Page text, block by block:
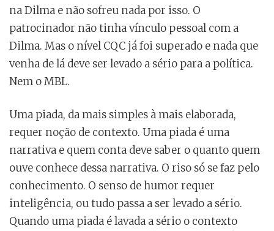
na Dilma e não sofreu nada por isso. O
patrocinador não tinha vínculo pessoal com a
Dilma. Mas o nível CQC já foi superado e nada que
venha de lá deve ser levado a sério para a política.
Nem o MBL.
Uma piada, da mais simples à mais elaborada,
requer noção de contexto. Uma piada é uma
narrativa e quem conta deve saber o quanto quem
ouve conhece dessa narrativa. O riso só se faz pelo
conhecimento. O senso de humor requer
inteligência, ou tudo passa a ser levado a sério.
Quando uma piada é lavada a sério o contexto